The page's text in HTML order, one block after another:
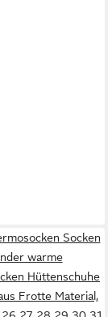
Socken
warme
Hüttenschuhe
Frotte Material,